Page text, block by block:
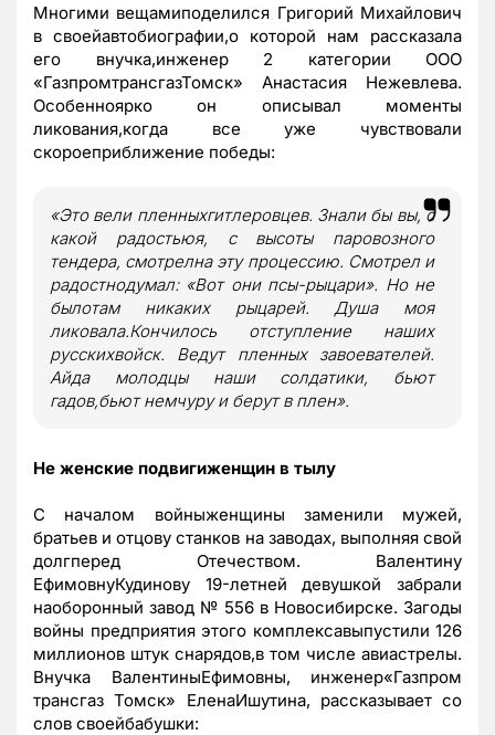
Многими вещамиподелился Григорий Михайлович
в своейавтобиографии,о которой нам рассказала
его внучка,инженер 2 категории ООО
«ГазпромтрансгазТомск» Анастасия Нежевлева.
Особенноярко он описывал моменты
ликования,когда все уже чувствовали
скороеприближение победы:
«Это вели пленныхгитлеровцев. Знали бы вы, с
какой радостьюя, с высоты паровозного
тендера, смотрелна эту процессию. Смотрел и
радостнодумал: «Вот они псы-рыцари». Но не
былотам никаких рыцарей. Душа моя
ликовала.Кончилось отступление наших
русскихвойск. Ведут пленных завоевателей.
Айда молодцы наши солдатики, бьют
гадов,бьют немчуру и берут в плен».
Не женские подвигиженщин в тылу
С началом войныженщины заменили мужей,
братьев и отцову станков на заводах, выполняя свой
долгперед Отечеством. Валентину
ЕфимовнуКудинову 19-летней девушкой забрали
наоборонный завод № 556 в Новосибирске. Загоды
войны предприятия этого комплексавыпустили 126
миллионов штук снарядов,в том числе авиастрелы.
Внучка ВалентиныЕфимовны, инженер«Газпром
трансгаз Томск» ЕленаИшутина, рассказывает со
слов своейбабушки: